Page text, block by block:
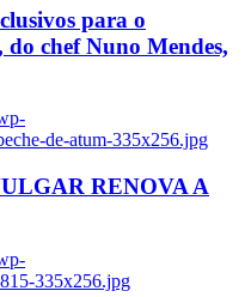
para o
chef Nuno Mendes,
de-atum-335x256.jpg
RENOVA A
335x256.jpg